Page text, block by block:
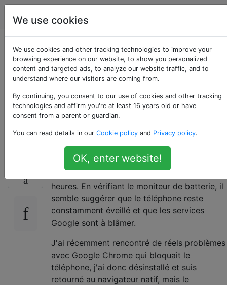
Android
Les services Google
tuent ma batterie en
gardant le téléphone
éveillé
Au cours des derniers jours, mon Galaxy S3
est passé de 12 à 13 heures à environ 6
heures. En vérifiant le moniteur de batterie, il
semble suggérer que le téléphone reste
constamment éveillé et que les services
Google sont à blâmer.
J'ai récemment rencontré de réels problèmes
avec Google Chrome qui bloquait le
téléphone, j'ai donc désinstallé et suis
retourné au navigateur natif, mais le
We use cookies
We use cookies and other tracking technologies to improve your
browsing experience on our website, to show you personalized
content and targeted ads, to analyze our website traffic, and to
understand where our visitors are coming from.
By continuing, you consent to our use of cookies and other tracking
technologies and affirm you're at least 16 years old or have
consent from a parent or guardian.
You can read details in our Cookie policy and Privacy policy.
OK, enter website!